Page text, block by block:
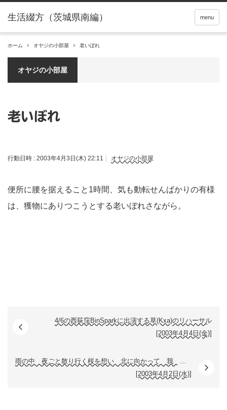
menu
ホーム オヤジの小部屋 老いぼれ
オヤジの小部屋
老いぼれ
行動日時 : 2003年4月3日(木) 22:11 オヤジの小部屋
便所に腰を据えること1時間、気も動転せんばかりの有様
は、獲物にありつこうとする老いぼれさながら。
4/6の西荻窪BinSparkに出演する草(Kxa)のリハーサル
[2003年4月4日(金)]
雨の中 夜ごと散り行く桜を想い 北に向かって 我 歩き出す。
[2003年4月2日(水)]